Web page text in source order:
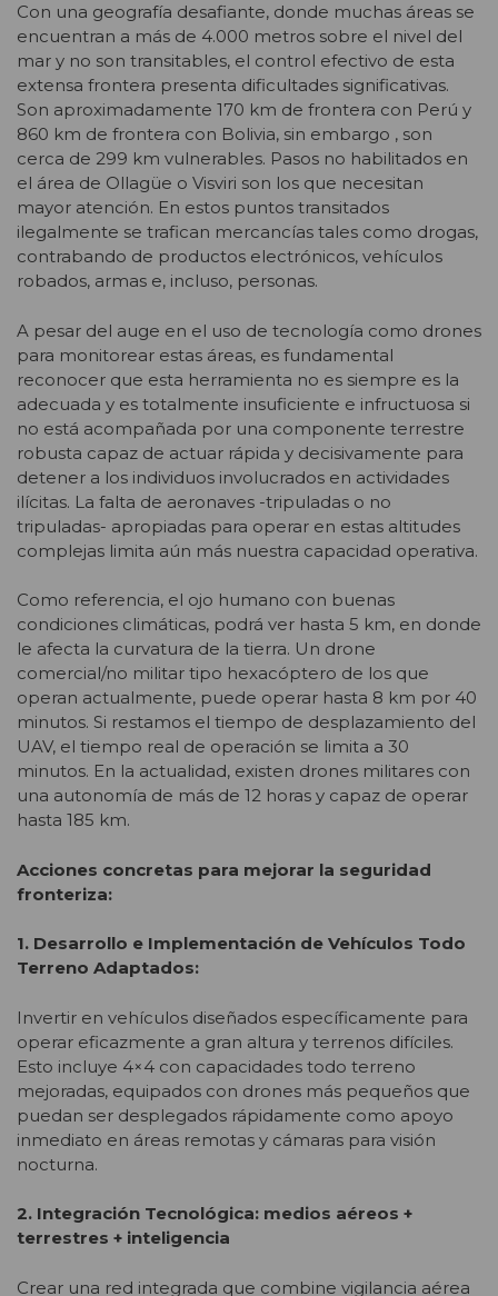
Con una geografía desafiante, donde muchas áreas se
encuentran a más de 4.000 metros sobre el nivel del
mar y no son transitables, el control efectivo de esta
extensa frontera presenta dificultades significativas.
Son aproximadamente 170 km de frontera con Perú y
860 km de frontera con Bolivia, sin embargo , son
cerca de 299 km vulnerables. Pasos no habilitados en
el área de Ollagüe o Visviri son los que necesitan
mayor atención. En estos puntos transitados
ilegalmente se trafican mercancías tales como drogas,
contrabando de productos electrónicos, vehículos
robados, armas e, incluso, personas.
A pesar del auge en el uso de tecnología como drones
para monitorear estas áreas, es fundamental
reconocer que esta herramienta no es siempre es la
adecuada y es totalmente insuficiente e infructuosa si
no está acompañada por una componente terrestre
robusta capaz de actuar rápida y decisivamente para
detener a los individuos involucrados en actividades
ilícitas. La falta de aeronaves -tripuladas o no
tripuladas- apropiadas para operar en estas altitudes
complejas limita aún más nuestra capacidad operativa.
Como referencia, el ojo humano con buenas
condiciones climáticas, podrá ver hasta 5 km, en donde
le afecta la curvatura de la tierra. Un drone
comercial/no militar tipo hexacóptero de los que
operan actualmente, puede operar hasta 8 km por 40
minutos. Si restamos el tiempo de desplazamiento del
UAV, el tiempo real de operación se limita a 30
minutos. En la actualidad, existen drones militares con
una autonomía de más de 12 horas y capaz de operar
hasta 185 km.
Acciones concretas para mejorar la seguridad
fronteriza:
1. Desarrollo e Implementación de Vehículos Todo
Terreno Adaptados:
Invertir en vehículos diseñados específicamente para
operar eficazmente a gran altura y terrenos difíciles.
Esto incluye 4×4 con capacidades todo terreno
mejoradas, equipados con drones más pequeños que
puedan ser desplegados rápidamente como apoyo
inmediato en áreas remotas y cámaras para visión
nocturna.
2. Integración Tecnológica: medios aéreos +
terrestres + inteligencia
Crear una red integrada que combine vigilancia aérea